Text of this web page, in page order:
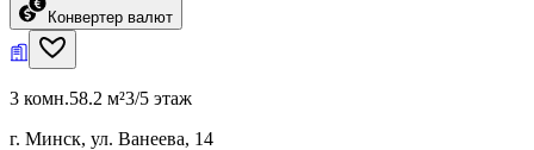
Конвертер валют
3 комн.58.2 м²3/5 этаж
г. Минск, ул. Ванеева, 14